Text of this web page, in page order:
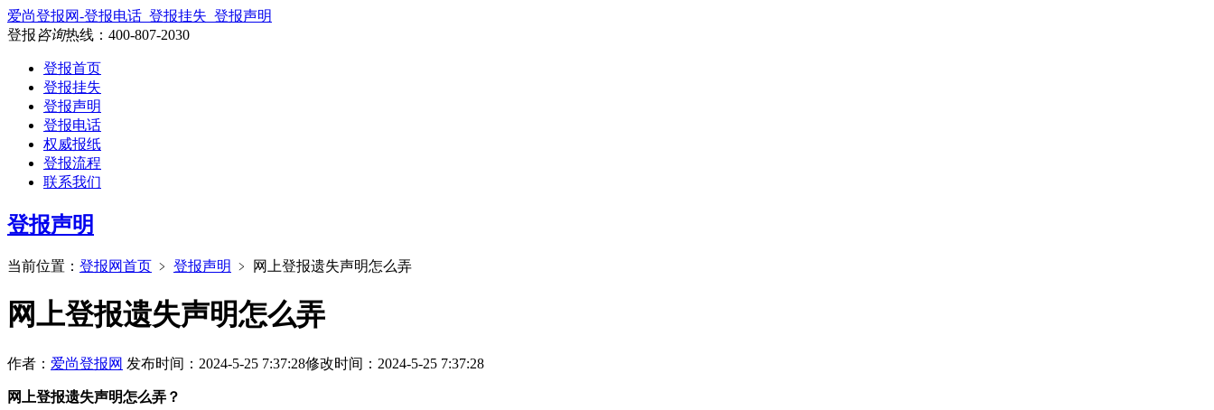
爱尚登报网-登报电话_登报挂失_登报声明
登报咨询热线： 400-807-2030
登报首页
登报挂失
登报声明
登报电话
权威报纸
登报流程
联系我们
登报声明
当前位置： 登报网首页 ﹥ 登报声明 ﹥ 网上登报遗失声明怎么弄
网上登报遗失声明怎么弄
作者： 爱尚登报网 发布时间：2024-5-25 7:37:28修改时间：2024-5-25 7:37:28
网上登报遗失声明怎么弄？